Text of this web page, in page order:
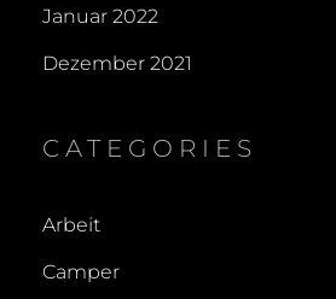
Januar 2022
Dezember 2021
CATEGORIES
Arbeit
Camper